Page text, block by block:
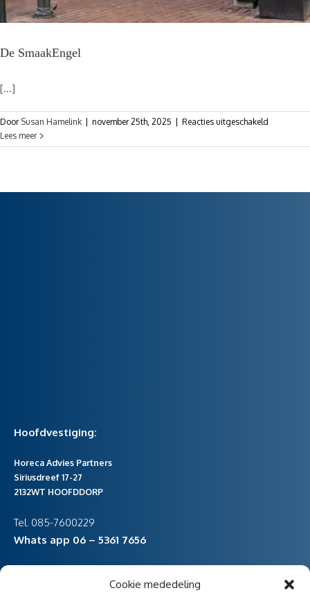
Cookie mededeling
De SmaakEngel
[...]
Door Susan Hamelink november 25th, 2025
Reacties uitgeschakeld
Lees meer
Hoofdvestiging:
Horeca Advies Partners
Siriusdreef 17-27
2132WT HOOFDDORP
Tel. 085-7600229
Whats app 06 – 5361 7656